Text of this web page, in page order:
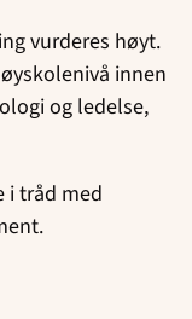
vurderes høyt.
innen
og ledelse,
i tråd med